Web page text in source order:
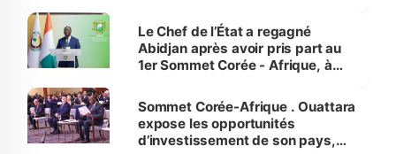
Le Chef de l’État a regagné
Abidjan après avoir pris part au
1er Sommet Corée - Afrique, à
Sommet Corée-Afrique . Ouattara
expose les opportunités
d’investissement de son pays,